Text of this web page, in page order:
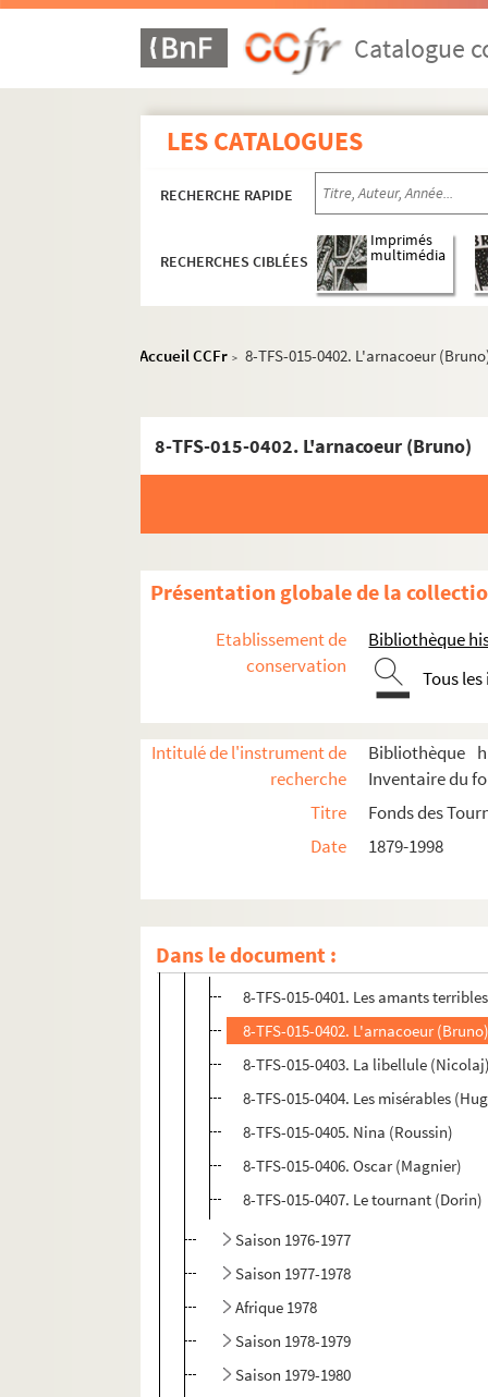
Catalogue
LES CATALOGUES
RECHERCHE RAPIDE
RECHERCHES CIBLÉES
Imprimés
multimédia
Accueil CCFr > 8-TFS-015-0402. L'arnacoeur
8-TFS-015-0402. L'arnacoeur (Bruno)
Présentation globale de la
Etablissement de
conservation
Bibliothèque
Tous
Intitulé de l'instrument de
recherche
Bibliothèque
Inventaire du
Titre
Fonds des
Date
1879-1998
Dans le document :
Eté 1950
Eté 1951
Saison 1950-1951
Saison 1951-1952
Eté 1952
Saison 1952-1953
Saison 1953-1954
Saison 1954-1955
Eté 1956
Eté 1957
Eté 1959
Saison 1966-1967
Saison 1968-1969
Saison 1969-1970
Saison 1970-1971
Saison 1971-1972
Saison 1972-1973
Saison 1974-1975
Saison 1975-1976
8-TFS-015-0401. Les amants
8-TFS-015-0402. L'arnacoeur
8-TFS-015-0403. La libellule
8-TFS-015-0404. Les misérables
8-TFS-015-0405. Nina (Roussin)
8-TFS-015-0406. Oscar (Magnier)
8-TFS-015-0407. Le tournant (Dorin)
Saison 1976-1977
Saison 1977-1978
Afrique 1978
Saison 1978-1979
Saison 1979-1980